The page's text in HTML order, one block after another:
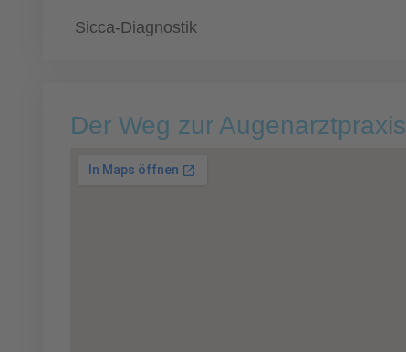
Sicca-Diagnostik
Der Weg zur Augenarztpraxis